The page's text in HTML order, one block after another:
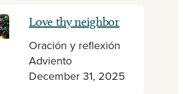
Love thy neighbor
Oración y reflexión
Adviento
December 31, 2025